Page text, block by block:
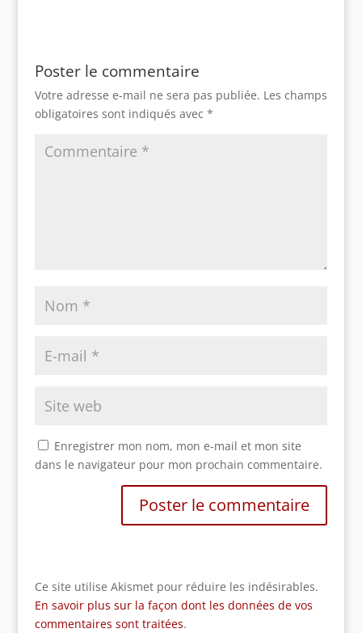
Poster le commentaire
Votre adresse e-mail ne sera pas publiée. Les champs
obligatoires sont indiqués avec *
Enregistrer mon nom, mon e-mail et mon site
dans le navigateur pour mon prochain commentaire.
Ce site utilise Akismet pour réduire les indésirables.
En savoir plus sur la façon dont les données de vos
commentaires sont traitées.